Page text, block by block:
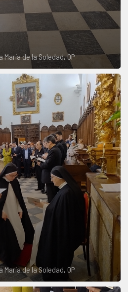
María de la Soledad, OP
de la Soledad, OP